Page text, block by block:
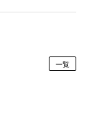
一覧